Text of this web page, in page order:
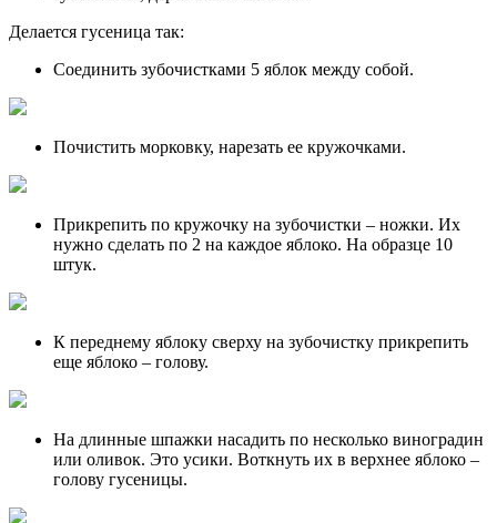
Делается гусеница так:
Соединить зубочистками 5 яблок между собой.
Почистить морковку, нарезать ее кружочками.
Прикрепить по кружочку на зубочистки – ножки. Их
нужно сделать по 2 на каждое яблоко. На образце 10
штук.
К переднему яблоку сверху на зубочистку прикрепить
еще яблоко – голову.
На длинные шпажки насадить по несколько виноградин
или оливок. Это усики. Воткнуть их в верхнее яблоко –
голову гусеницы.